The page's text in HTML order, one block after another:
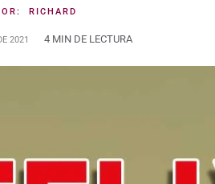
RICHARD
2021 4 MIN DE LECTURA